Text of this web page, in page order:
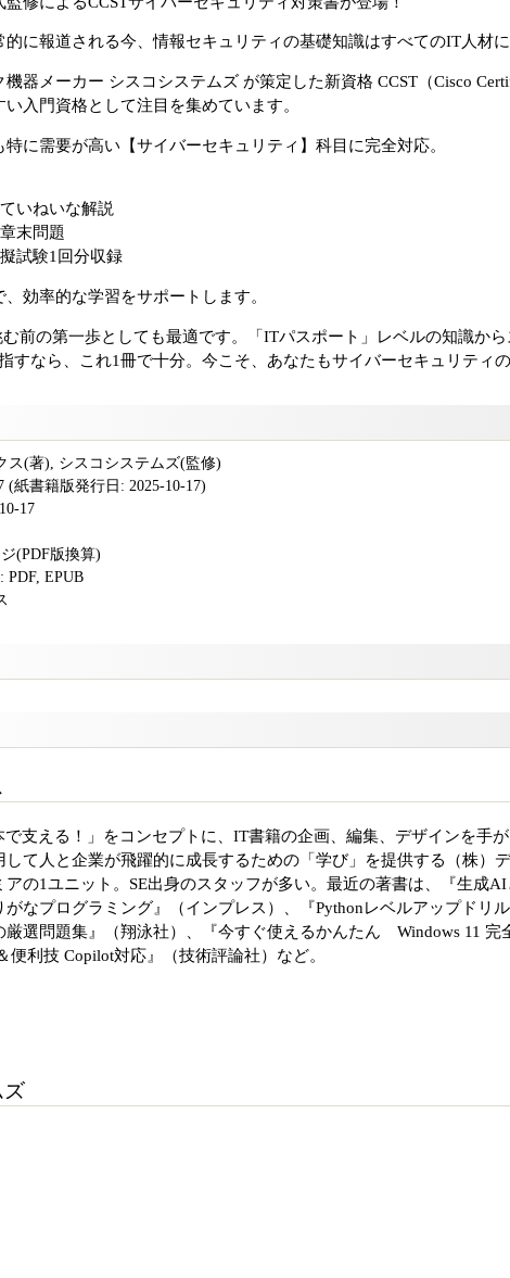
に報道される今、情報セキュリティの基礎知識はすべてのIT人材に
器メーカー シスコシステムズ が策定した新資格 CCST（Cisco
入門資格として注目を集めています。
に需要が高い【サイバーセキュリティ】科目に完全対応。
いねいな解説
末問題
試験1回分収録
効率的な学習をサポートします。
前の第一歩としても最適です。「ITパスポート」レベルの知識か
すなら、これ1冊で十分。今こそ、あなたもサイバーセキュリティ
ス(著), シスコシステムズ(監修)
(紙書籍版発行日: 2025-10-17)
17
(PDF版換算)
PDF, EPUB
で支える！」をコンセプトに、IT書籍の企画、編集、デザインを手
して人と企業が飛躍的に成長するための「学び」を提供する（株）
アの1ユニット。SE出身のスタッフが多い。最近の著書は、『生成AI
なプログラミング』（インプレス）、『Pythonレベルアップドリ
厳選問題集』（翔泳社）、『今すぐ使えるかんたん Windows 11 完
便利技 Copilot対応』（技術評論社）など。
ズ